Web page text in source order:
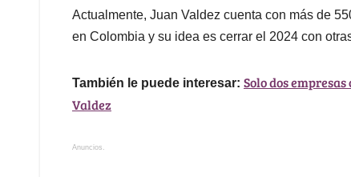
Actualmente, Juan Valdez cuenta con más de
en Colombia y su idea es cerrar el 2024 con
También le puede interesar: Solo dos
Valdez
Anuncios.